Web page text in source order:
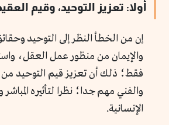
أولا: تعزيز التوحيد، وقيم
إن من الخطأ النظر إلى التوحيد
والإيمان من منظور عمل العقل،
فقط؛ ذلك أن تعزيز قيم التوحيد من
والفني مهم جدا؛ نظرا لتأثيره
الإنسانية.